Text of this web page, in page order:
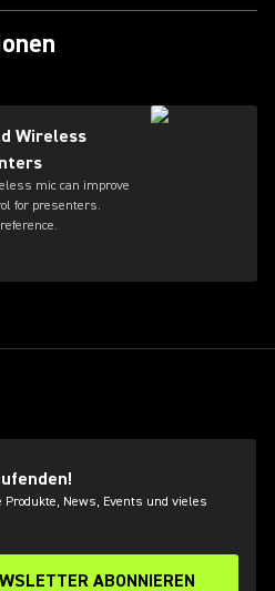
Wireless
mic can improve
for presenters.
News, Events und vieles
ABONNIEREN